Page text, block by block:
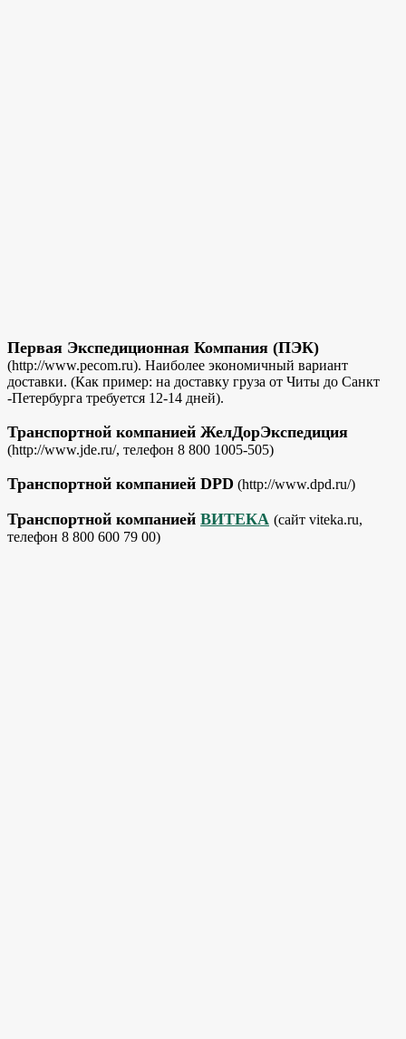
Первая Экспедиционная Компания (ПЭК)
(http://www.pecom.ru). Наиболее экономичный вариант
доставки. (Как пример: на доставку груза от Читы до Санкт
-Петербурга требуется 12-14 дней).
Транспортной компанией ЖелДорЭкспедиция
(http://www.jde.ru/, телефон 8 800 1005-505)
Транспортной компанией DPD (http://www.dpd.ru/)
Транспортной компанией ВИТЕКА (сайт viteka.ru,
телефон 8 800 600 79 00)